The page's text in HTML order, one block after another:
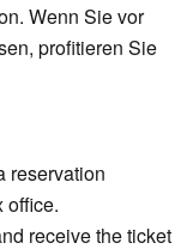
Wenn Sie vor
profitieren Sie
reservation
office.
receive the ticket